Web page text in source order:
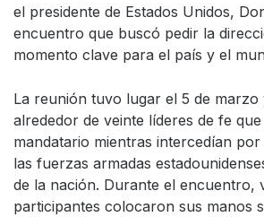
el presidente de Estados Unidos,
encuentro que buscó pedir la
momento clave para el país y el
La reunión tuvo lugar el 5 de
alrededor de veinte líderes de fe
mandatario mientras intercedían
las fuerzas armadas
de la nación. Durante el encuentro,
participantes colocaron sus manos